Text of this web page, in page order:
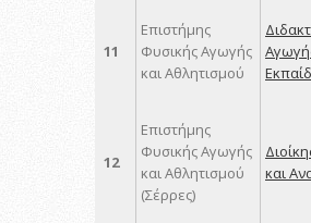
11
Επιστήμης
Φυσικής Αγωγής
και Αθλητισμού
12
Επιστήμης
Φυσικής Αγωγής
και Αθλητισμού
(Σέρρες)
και